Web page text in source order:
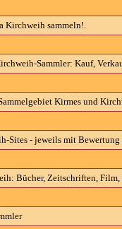
Kirchweih sammeln!.
Sammler: Kauf,
Kirmes und
Sites - jeweils mit
Bücher, Zeitschriften,